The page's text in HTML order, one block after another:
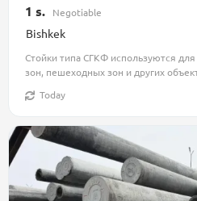
Bishkek
1 s. Negotiable
Стойки типа СГКФ используются
зон, пешеходных зон и других
Today